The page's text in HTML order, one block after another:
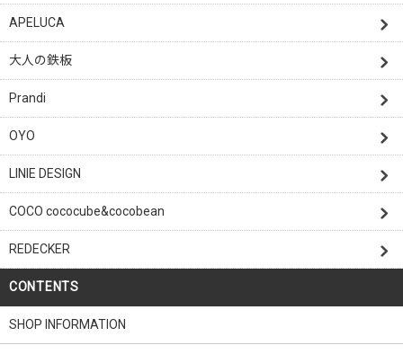
APELUCA
大人の鉄板
Prandi
OYO
LINIE DESIGN
COCO cococube&cocobean
REDECKER
CONTENTS
SHOP INFORMATION